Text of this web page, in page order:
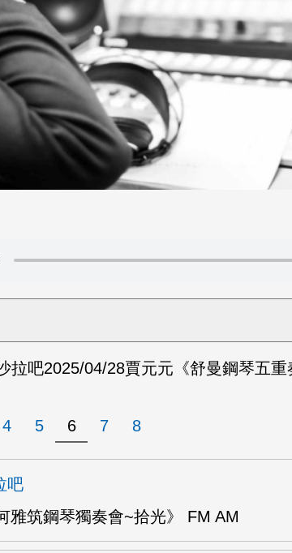
拉吧2025/04/28賈元元《舒曼鋼琴五
4 5 6 7 8
吧
雅筑鋼琴獨奏會~拾光》 FM AM